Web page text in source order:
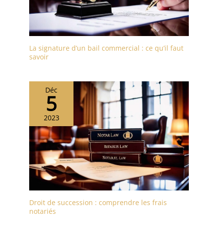
La signature d’un bail commercial : ce qu’il faut
savoir
Déc
5
2023
Droit de succession : comprendre les frais
notariés